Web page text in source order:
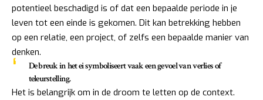
potentieel beschadigd is of dat een bepaalde periode in je
leven tot een einde is gekomen. Dit kan betrekking hebben
op een relatie, een project, of zelfs een bepaalde manier van
denken.
De breuk in het ei symboliseert vaak een gevoel van verlies of
teleurstelling.
Het is belangrijk om in de droom te letten op de context.